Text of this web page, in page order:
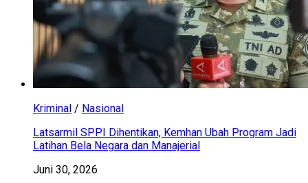
Kriminal / Nasional
Latsarmil SPPI Dihentikan, Kemhan Ubah Program Jadi
Latihan Bela Negara dan Manajerial
Juni 30, 2026